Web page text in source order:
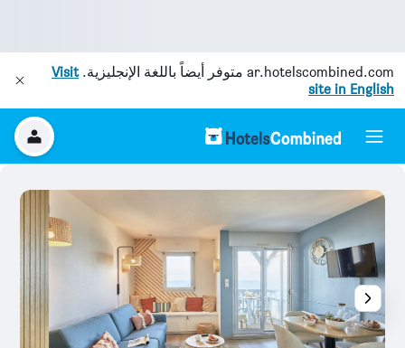
ar.hotelscombined.com متوفر أيضاً باللغة الإنجليزية.Visit
site in English